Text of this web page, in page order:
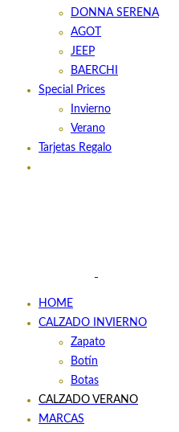
DONNA SERENA
AGOT
JEEP
BAERCHI
Special Prices
Invierno
Verano
Tarjetas Regalo
HOME
CALZADO INVIERNO
Zapato
Botín
Botas
CALZADO VERANO
MARCAS